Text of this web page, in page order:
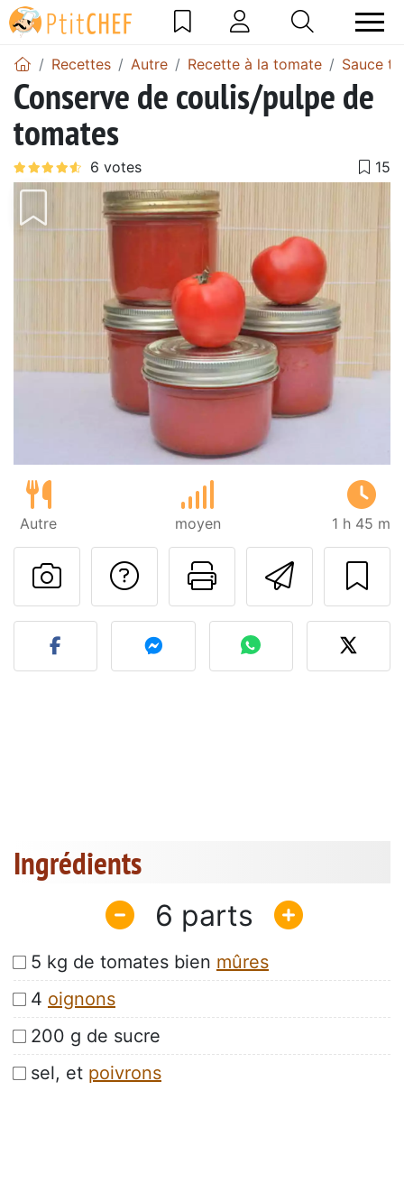
Recettes Autre Recette à la tomate Sauce
Conserve de coulis/pulpe de
tomates
Autre moyen 1 h 45 m
Imprimer
Poser une
Publier votre photo de
Ingrédients
6
5 kg de tomates bien mûres
4 oignons
200 g de sucre
sel, et poivrons